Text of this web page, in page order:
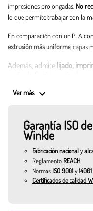
impresiones prolongadas. No
lo que permite trabajar con la
En comparación con un PLA
extrusión más uniforme, capas
Además, admite lijado,
Cualidades destacadas
Buena estabilidad
Menos problemas de
Compatible con la
Colores consistentes entre
Ver más keyboard_arrow_down
Garantía ISO
Winkle
Fabricación nacionaly
Reglamento REACH
Normas ISO 9001y14001
Certificados de calidad